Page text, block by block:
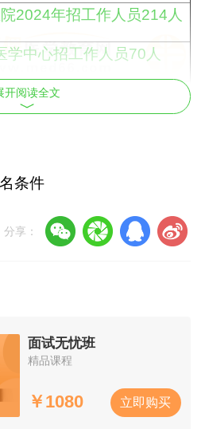
2024年招工作人员214人
学中心招工作人员70人
附属医院招工作人员40人
医院2024年招工作人员
属第一医院江西医院2024
工作人员100人
人民医院招工作人员32人
开阅读全文
条件
分享：
面试无忧班
精品课程
￥1080 立即购买